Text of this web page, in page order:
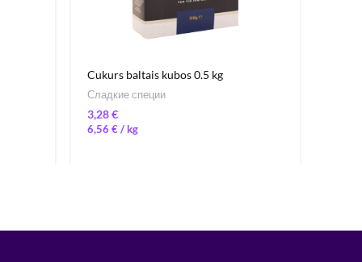
Cukurs baltais kubos 0.5 kg
Сладкие специи
€
6,56 €/